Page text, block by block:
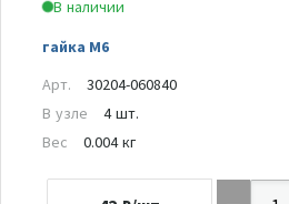
В наличии
гайка M6
Арт.
30204-060840
В узле
4 шт.
Вес
0.004 кг